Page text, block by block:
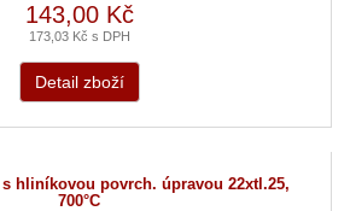
143,00 Kč
173,03 Kč s DPH
Detail zboží
hliníkovou povrch. úpravou 22xtl.25,
700°C